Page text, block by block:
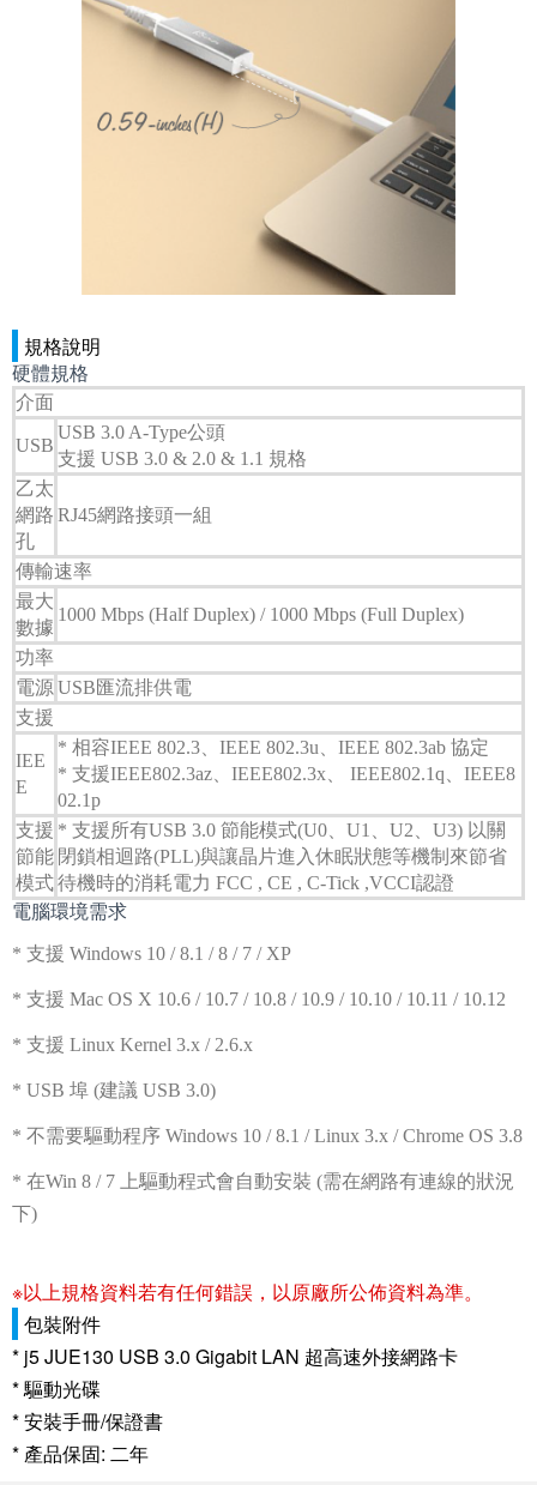
規格說明
硬體規格
介面
USB
USB 3.0 A-Type公頭
支援 USB 3.0 & 2.0 & 1.1 規格
乙太
網路
孔
RJ45網路接頭一組
傳輸速率
最大
數據
1000 Mbps (Half Duplex) / 1000 Mbps (Full Duplex)
功率
電源 USB匯流排供電
支援
IEE
E
* 相容IEEE 802.3、IEEE 802.3u、IEEE 802.3ab 協定
* 支援IEEE802.3az、IEEE802.3x、 IEEE802.1q、IEEE8
02.1p
支援
節能
模式
* 支援所有USB 3.0 節能模式(U0、U1、U2、U3) 以關
閉鎖相迴路(PLL)與讓晶片進入休眠狀態等機制來節省
待機時的消耗電力 FCC , CE , C-Tick ,VCCI認證
電腦環境需求
* 支援 Windows 10 / 8.1 / 8 / 7 / XP
* 支援 Mac OS X 10.6 / 10.7 / 10.8 / 10.9 / 10.10 / 10.11 / 10.12
* 支援 Linux Kernel 3.x / 2.6.x
* USB 埠 (建議 USB 3.0)
* 不需要驅動程序 Windows 10 / 8.1 / Linux 3.x / Chrome OS 3.8
* 在Win 8 / 7 上驅動程式會自動安裝 (需在網路有連線的狀況
下)
※以上規格資料若有任何錯誤，以原廠所公佈資料為準。
包裝附件
* j5 JUE130 USB 3.0 Gigabit LAN 超高速外接網路卡
* 驅動光碟
* 安裝手冊/保證書
* 產品保固: 二年